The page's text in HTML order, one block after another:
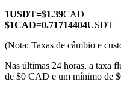
1USDT=$1.39CAD
$1CAD=0.71714404USDT
(Nota: Taxas de câmbio e
Nas últimas 24 horas, a taxa
de $0 CAD e um mínimo de